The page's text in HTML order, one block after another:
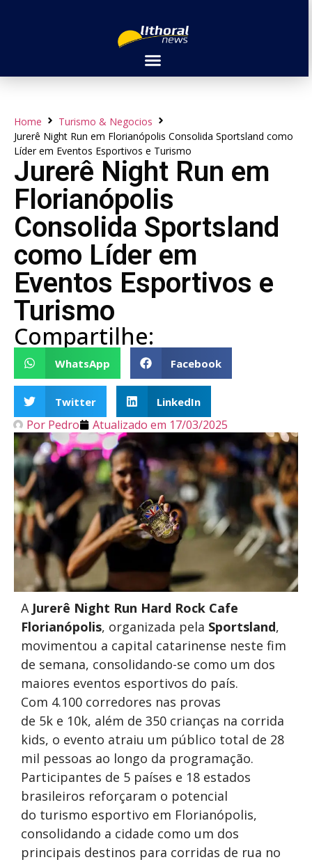
Home
Turismo & Negocios
Jurerê Night Run em Florianópolis Consolida Sportsland como
Líder em Eventos Esportivos e Turismo
Jurerê Night Run em
Florianópolis
Consolida Sportsland
como Líder em
Eventos Esportivos e
Turismo
Compartilhe:
WhatsApp Facebook
Twitter LinkedIn
Por Pedro Atualizado em 17/03/2025
A Jurerê Night Run Hard Rock Cafe
Florianópolis, organizada pela Sportsland,
movimentou a capital catarinense neste fim
de semana, consolidando-se como um dos
maiores eventos esportivos do país.
Com 4.100 corredores nas provas
de 5k e 10k, além de 350 crianças na corrida
kids, o evento atraiu um público total de 28
mil pessoas ao longo da programação.
Participantes de 5 países e 18 estados
brasileiros reforçaram o potencial
do turismo esportivo em Florianópolis,
consolidando a cidade como um dos
principais destinos para corridas de rua no